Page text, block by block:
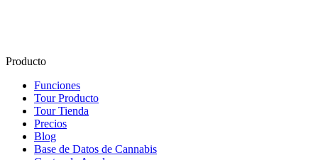
Producto
Funciones
Tour Producto
Tour Tienda
Precios
Blog
Base de Datos de Cannabis